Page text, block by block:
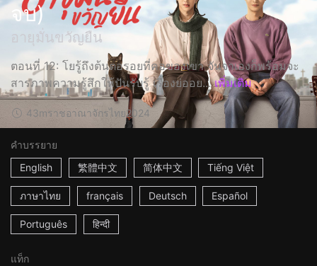
จบ)
อายุมั่นขวัญยืน
ตอนที่ 12: โยรู้ถึงต้นตอรอยที่คอของเขา จันจาเองก็พร้อมจะ
สารภาพความรู้สึกให้ปันรับรู้ เรื่องย่ออย... เพิ่มเติม
43mราชอาณาจักรไทย2024
คำบรรยาย
English
繁體中文 简体中文 Tiếng Việt
ภาษาไทย français Deutsch Español
Português हिन्दी
แท็ก